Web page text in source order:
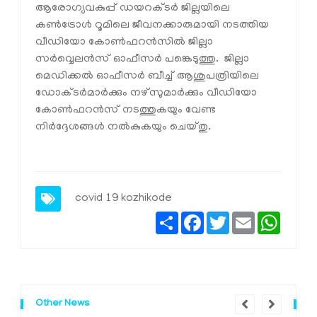
ആരോഗ്യവകുപ്പ് ഡയറക്ടര്‍ ജില്ലയിലെ
കണ്‍ട്രോള്‍ റൂമിലെ ജീവനക്കാരുമായി നടത്തിയ
വീഡിയോ കോണ്‍ഫറന്‍സില്‍ ജില്ലാ
സര്‍വ്വെലന്‍സ് ഓഫീസര്‍ പങ്കെടുത്തു. ജില്ലാ
മെഡിക്കല്‍ ഓഫീസര്‍ ബീച്ച് ആശുപത്രിയിലെ
ഡോക്ടര്‍മാര്‍ക്കും നഴ്സുമാര്‍ക്കും വീഡിയോ
കോണ്‍ഫറന്‍സ് നടത്തുകയും വേണ്ട
നിര്‍ദ്ദേശങ്ങള്‍ നല്‍കുകയും ചെയ്തു.
covid 19 kozhikode
ShareFacebook
TwitterEmail
Other News